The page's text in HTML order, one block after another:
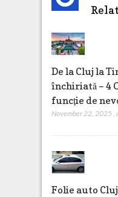
De la Cluj la
închiriată – 4
funcție de
November 22, 2025
Folie auto